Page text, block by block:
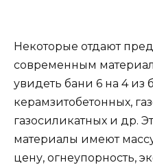
Некоторые отдают
современным
увидеть бани 6 на 4 из
керамзитобетонных,
газосиликатных и др.
материалы имеют
цену, огнеупорность,